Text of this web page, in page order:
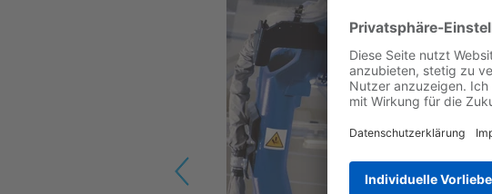
Previous